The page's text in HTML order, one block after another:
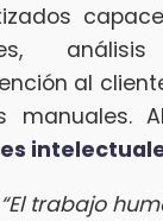
análisis
al
manuales.
“El trabajo